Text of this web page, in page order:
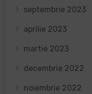
septembrie 2023
aprilie 2023
martie 2023
decembrie 2022
noiembrie 2022